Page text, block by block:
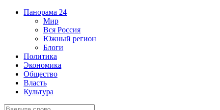
Панорама 24
Мир
Вся Россия
Южный регион
Блоги
Политика
Экономика
Общество
Власть
Культура